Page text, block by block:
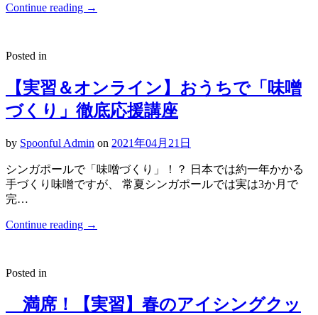
Continue reading →
Posted in
【実習＆オンライン】おうちで「味噌
づくり」徹底応援講座
by Spoonful Admin on 2021年04月21日
シンガポールで「味噌づくり」！？ 日本では約一年かかる
手づくり味噌ですが、 常夏シンガポールでは実は3か月で
完…
Continue reading →
Posted in
満席！【実習】春のアイシングクッ